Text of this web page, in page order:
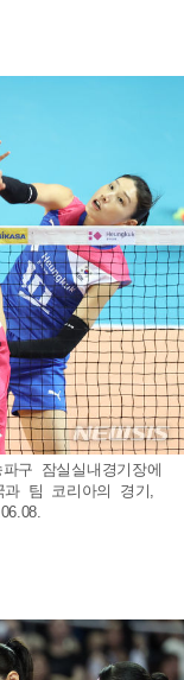
구 잠실실내경기장에
팀 코리아의 경기,